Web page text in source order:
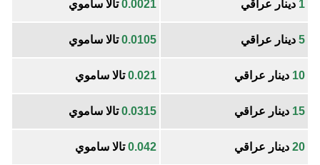
1 دينار عراقي 0.0021تالا ساموي
5 دينار عراقي 0.0105تالا ساموي
10 دينار عراقي 0.021تالا ساموي
15 دينار عراقي 0.0315تالا ساموي
20 دينار عراقي 0.042تالا ساموي